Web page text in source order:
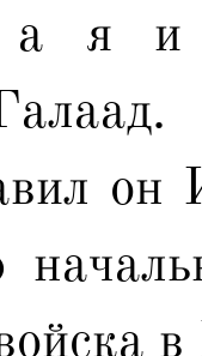
а я и
он